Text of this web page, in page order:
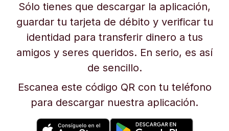
Sólo tienes que descargar la aplicación,
guardar tu tarjeta de débito y verificar tu
identidad para transferir dinero a tus
amigos y seres queridos. En serio, es así
de sencillo.
Escanea este código QR con tu teléfono
para descargar nuestra aplicación.